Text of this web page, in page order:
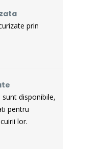
prin
disponibile,
pentru
lor.